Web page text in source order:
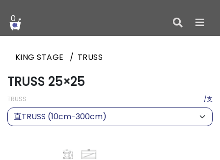
0
KING STAGE TRUSS
TRUSS 25×25
TRUSS /支
直TRUSS (10cm-300cm)